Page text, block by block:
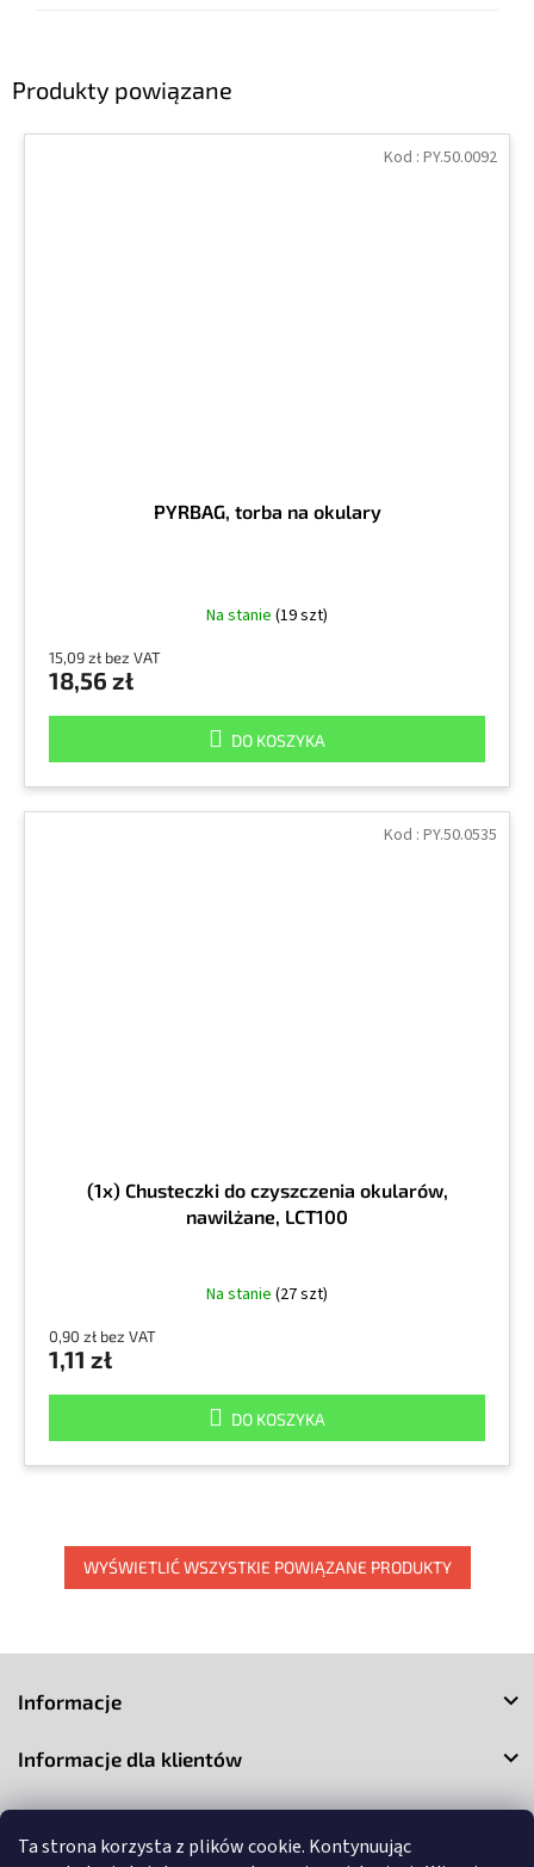
Ta strona korzysta z plików cookie. Kontynuując
Produkty powiązane
PYRBAG, torba na okulary
Na stanie (19 szt)
15,09 zł bez VAT
18,56 zł
DO KOSZYKA
Kod : PY.50.0092
(1x) Chusteczki do czyszczenia okularów,
nawilżane, LCT100
Na stanie (27 szt)
0,90 zł bez VAT
1,11 zł
DO KOSZYKA
Kod : PY.50.0535
WYŚWIETLIĆ WSZYSTKIE POWIĄZANE PRODUKTY
Informacje
Informacje dla klientów
Kontakt